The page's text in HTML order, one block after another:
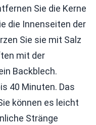
Sie die Kerne
die Innenseiten der
Sie sie mit Salz
mit der
Backblech.
40 Minuten. Das
können es leicht
Stränge